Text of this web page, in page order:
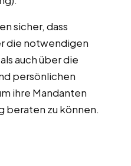
sicher, dass
die notwendigen
auch über die
persönlichen
ihre Mandanten
beraten zu können.